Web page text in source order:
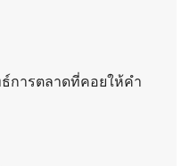
การตลาดที่คอยให้คำ